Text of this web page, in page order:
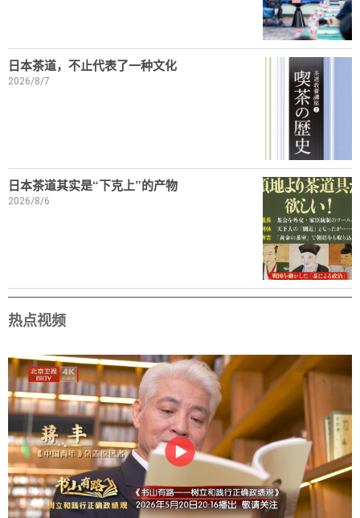
日本茶道，不止代表了一种文化
2026/8/7
日本茶道其实是“下克上”的产物
2026/8/6
热点视频